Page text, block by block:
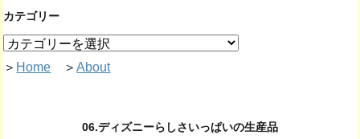
カテゴリー
＞ Home ＞About
06.ディズニーらしさいっぱいの生産品